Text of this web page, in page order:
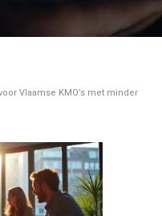
Vlaamse KMO’s met minder